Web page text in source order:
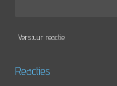
Verstuur reactie
Reacties